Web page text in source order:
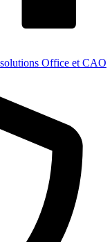
Office et CAO